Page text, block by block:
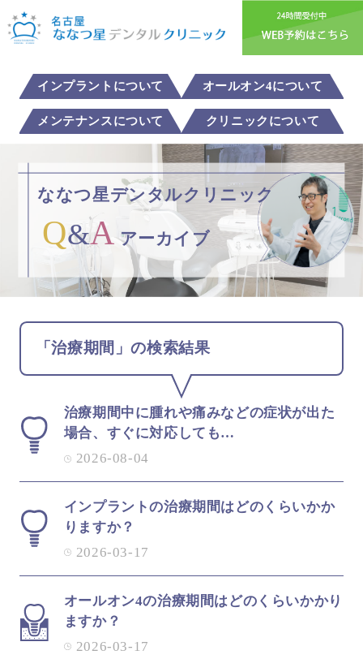
インプラントについて オールオン4について
メンテナンスについて クリニックについて
ななつ星デンタルクリニック
Q&Aアーカイブ
「治療期間」の検索結果
治療期間中に腫れや痛みなどの症状が出た
場合、すぐに対応しても…
2026-08-04
インプラントの治療期間はどのくらいかか
りますか？
2026-03-17
オールオン4の治療期間はどのくらいかかり
ますか？
2026-03-17